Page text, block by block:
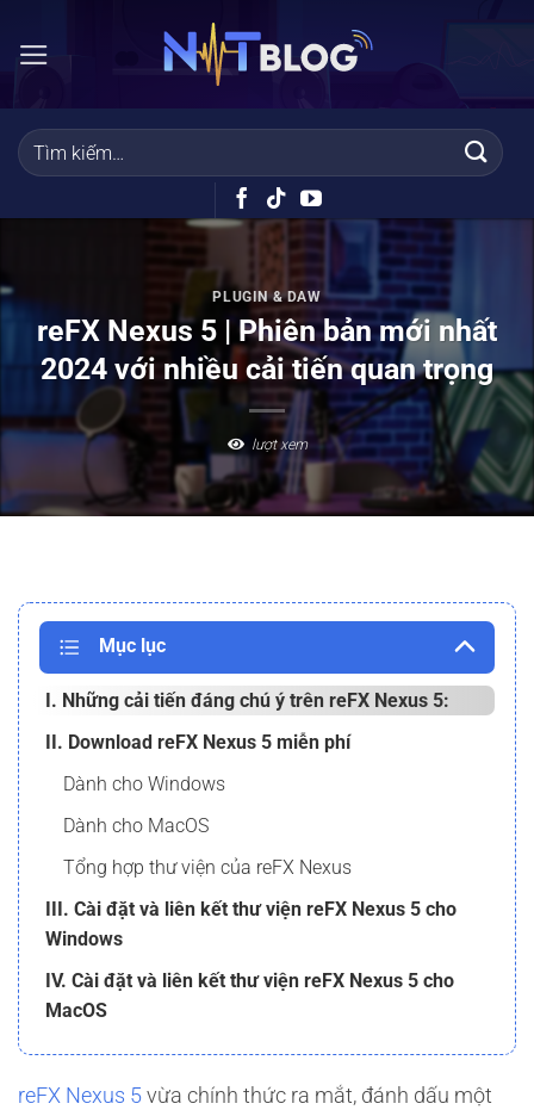
qua
dung
PLUGIN & DAW
reFX Nexus 5 | Phiên bản mới nhất
2024 với nhiều cải tiến quan trọng
lượt xem
Mục lục
I. Những cải tiến đáng chú ý trên reFX Nexus 5:
II. Download reFX Nexus 5 miễn phí
Dành cho Windows
Dành cho MacOS
Tổng hợp thư viện của reFX Nexus
III. Cài đặt và liên kết thư viện reFX Nexus 5 cho
Windows
IV. Cài đặt và liên kết thư viện reFX Nexus 5 cho
MacOS
reFX Nexus 5 vừa chính thức ra mắt, đánh dấu một